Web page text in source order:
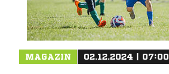
MAGAZIN 02.12.2024 | 07:00